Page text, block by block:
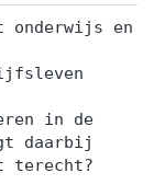
Bij ons
kunnen
is ook
onderwijs en
in de
daarbij
terecht?